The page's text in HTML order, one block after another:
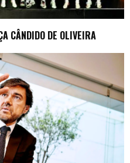
CÂNDIDO DE OLIVEIRA